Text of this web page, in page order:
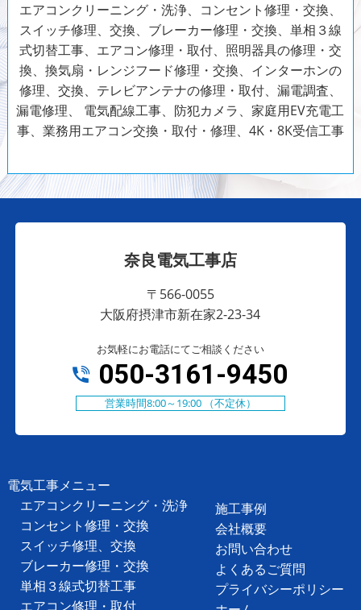
エアコンクリーニング・洗浄、コンセント修理・交換、
スイッチ修理、交換、ブレーカー修理・交換、単相３線
式切替工事、エアコン修理・取付、照明器具の修理・交
換、換気扇・レンジフード修理・交換、インターホンの
修理、交換、テレビアンテナの修理・取付、漏電調査、
漏電修理、 電気配線工事、防犯カメラ、家庭用EV充電工
事、業務用エアコン交換・取付・修理、4K・8K受信工事
奈良電気工事店
〒566-0055
大阪府摂津市新在家2-23-34
お気軽にお電話にてご相談ください
050-3161-9450
営業時間8:00～19:00 （不定休）
電気工事メニュー
エアコンクリーニング・洗浄
コンセント修理・交換
スイッチ修理、交換
ブレーカー修理・交換
単相３線式切替工事
エアコン修理・取付
施工事例
会社概要
お問い合わせ
よくあるご質問
プライバシーポリシー